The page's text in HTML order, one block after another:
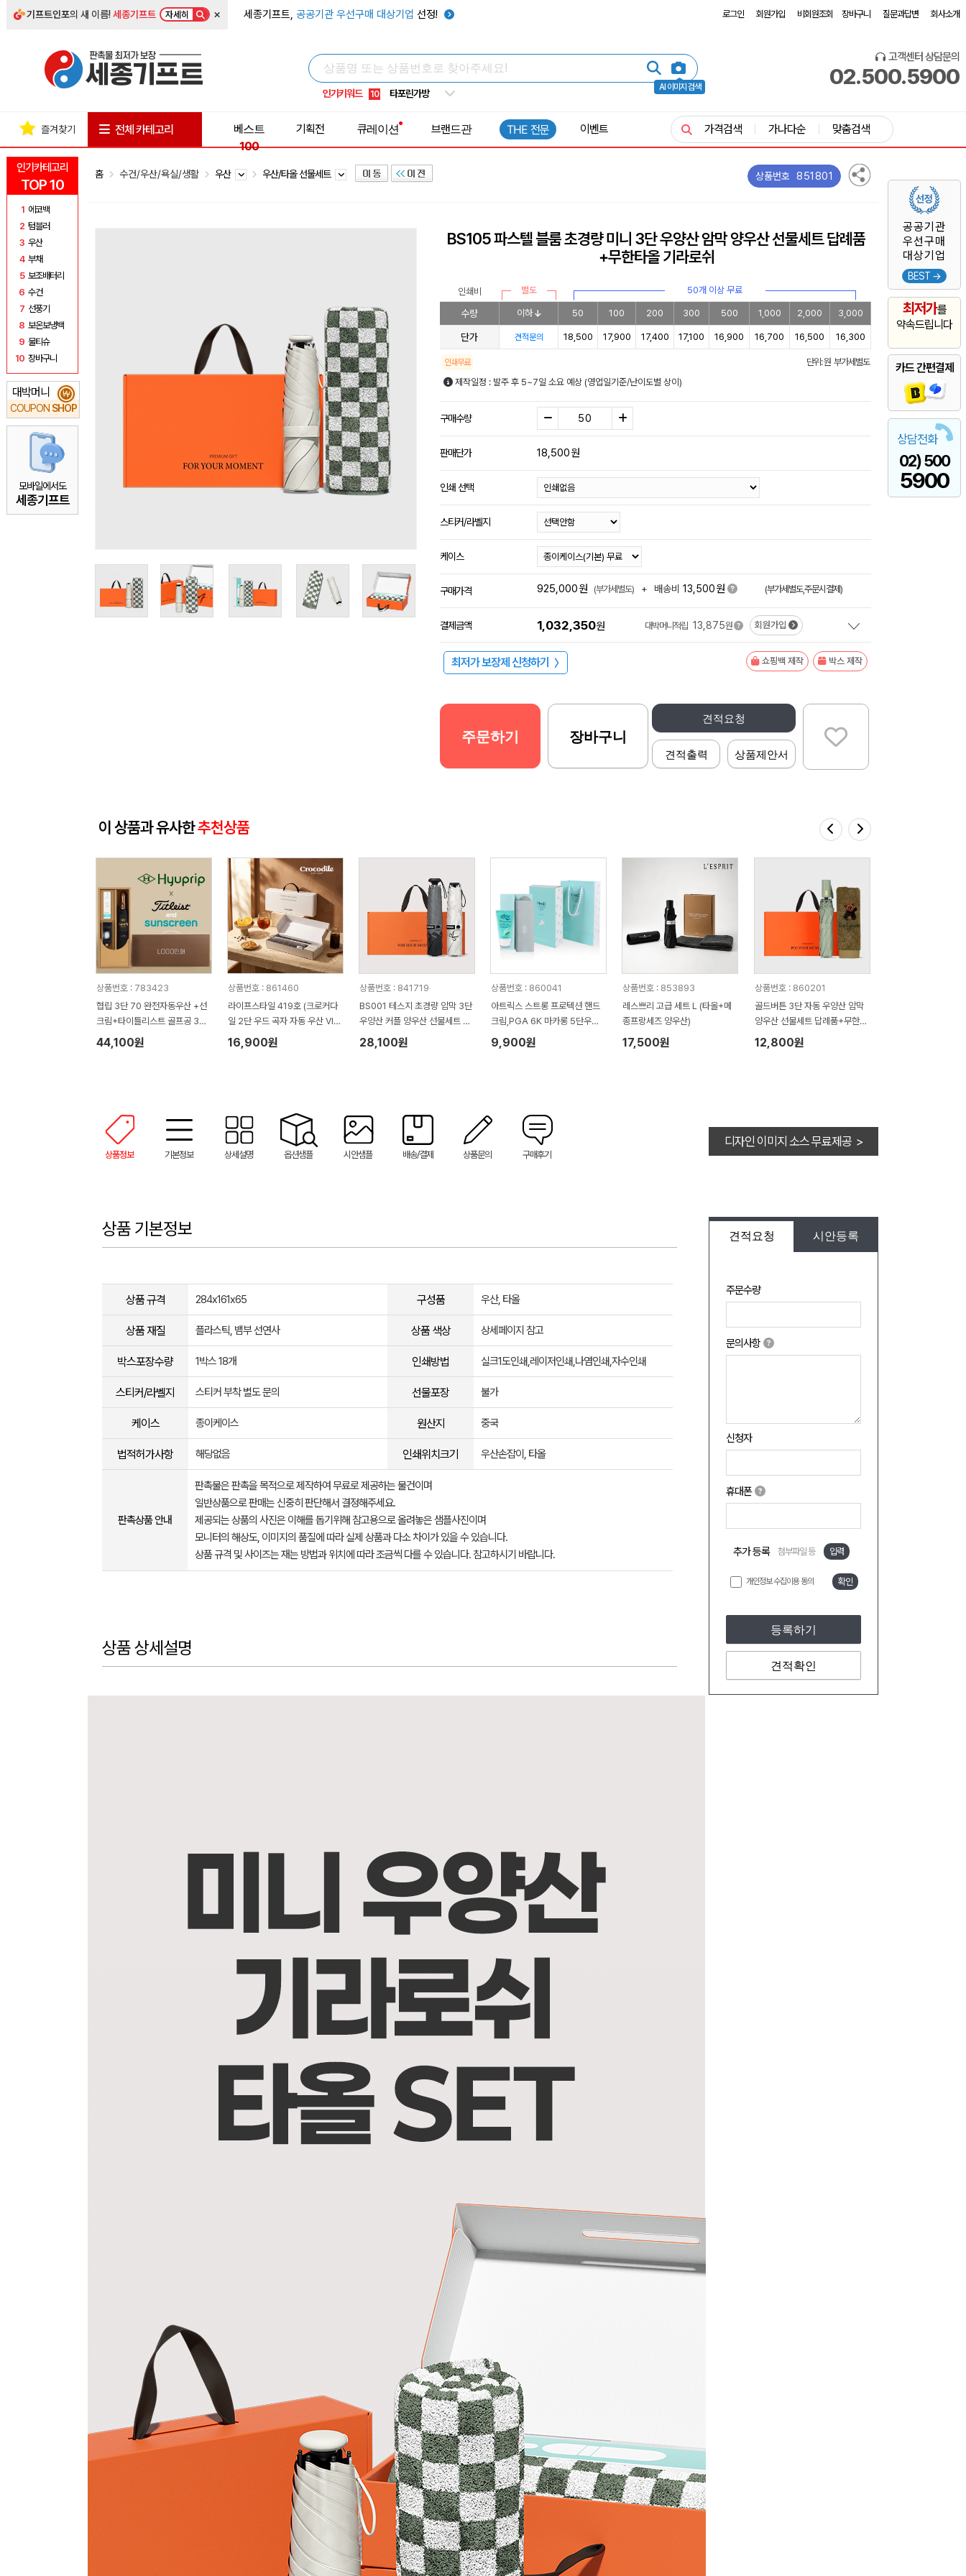
기프트인포의 새 이름!세종기프트 자세히 × 세종기프트, 공공기관 우선구매 대상기업 선정! 로그인 회원가입 비회원조회 장바구니 질문과답변 회사소개
AI 이미지 검색
인기키워드
7 텀블러
10 타포린가방
1 선풍기
고객센터 상담문의
02.500.5900
인기카테고리
TOP 10
1 에코백
2 텀블러
3 우산
4 부채
5 보조배터리
6 수건
7 선풍기
8 보온보냉백
9 물티슈
10 장바구니
대박머니
COUPON SHOP
₩
모바일에서도
세종기프트
공공기관
우선구매
대상기업
BEST →
최저가를
약속드립니다
카드 간편결제
상담전화
02) 500
5900
즐겨찾기 전체 카테고리
베스트
100
기획전 큐레이션 브랜드관 THE 전문 이벤트 가격검색 가나다순 맞춤검색
홈 수건/우산/욕실/생활 우산 우산/타올 선물세트 상품번호 851801
BS105 파스텔 블룸 초경량 미니 3단 우양산 암막 양우산 선물세트 답례품
+무한타올 기라로쉬
인쇄비 별도 50개 이상 무료
수량 이하 50 100 200 300 500 1,000 2,000 3,000
단가 견적문의 18,500 17,900 17,400 17,100 16,900 16,700 16,500 16,300
인쇄무료
단위: 원 부가세별도
제작일정 : 발주 후 5~7일 소요 예상 (영업일기준/난이도별 상이)
구매수량
판매단가 18,500원
인쇄 선택
스티커/라벨지
케이스
구매가격 925,000원 (부가세별도) + 배송비 13,500원 (부가세별도,주문시결제)
결제금액 1,032,350원 대박머니적립 13,875원 회원가입
최저가 보장제 신청하기 〉 쇼핑백 제작 박스 제작
견적요청
견적출력 상품제안서
주문하기 장바구니
이 상품과 유사한추천상품
상품번호 : 783423
협립 3단 70 완전자동우산 +선
크림+타이틀리스트 골프공 3구-
세트
44,100원
상품번호 : 861460
라이프스타일 419호 (크로커다
일 2단 우드 곡자 자동 우산 VIP
+심플 타올 150g)
16,900원
상품번호 : 841719
BS001 테스지 초경량 암막 3단
우양산 커플 양우산 선물세트 프
라임모노+프렌치리본
28,100원
상품번호 : 860041
아트릭스 스트롱 프로텍션 핸드
크림,PGA 6K 마카롱 5단우양
산세트
9,900원
상품번호 : 853893
레스쁘리 고급 세트 L (타올+메
종프랑세즈 양우산)
17,500원
상품번호 : 860201
골드버튼 3단 자동 우양산 암막
양우산 선물세트 답례품+무한타
올세트 기라로쉬 베어 140g 수
건세트
12,800원
상품정보 기본정보 상세설명 옵션샘플 시안샘플 배송/결제 상품문의 구매후기
디자인 이미지 소스 무료제공 >
견적요청 시안등록
주문수량
문의사항
신청자
휴대폰
추가 등록 첨부파일 등 입력
개인정보 수집이용 동의 확인
등록하기
견적확인
상품 기본정보
상품 규격 284x161x65 구성품 우산, 타올
상품 재질 플라스틱, 뱀부 선연사 상품 색상 상세페이지 참고
박스포장수량 1박스 18개 인쇄방법 실크1도인쇄,레이저인쇄,나염인쇄,자수인쇄
스티커/라벨지 스티커 부착 별도 문의 선물포장 불가
케이스 종이케이스 원산지 중국
법적허가사항 해당없음 인쇄위치크기 우산손잡이, 타올
판촉상품 안내
판촉물은 판촉을 목적으로 제작하여 무료로 제공하는 물건이며
일반상품으로 판매는 신중히 판단해서 결정해주세요.
제공되는 상품의 사진은 이해를 돕기위해 참고용으로 올려놓은 샘플사진이며
모니터의 해상도, 이미지의 품질에 따라 실제 상품과 다소 차이가 있을 수 있습니다.
상품 규격 및 사이즈는 재는 방법과 위치에 따라 조금씩 다를 수 있습니다. 참고하시기 바랍니다.
상품 상세설명